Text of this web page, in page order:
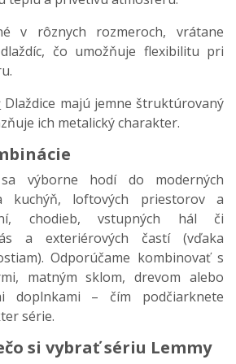
v rôznych rozmeroch, vrátane
čo umožňuje flexibilitu pri
Dlaždice majú jemne štruktúrovaný
ich metalický charakter.​
výborne hodí do moderných
kuchýň, loftových priestorov a
chodieb, vstupných hál či
a exteriérových častí (vďaka
Odporúčame kombinovať s
matným sklom, drevom alebo
doplnkami – čím podčiarknete
série.
si vybrať sériu Lemmy